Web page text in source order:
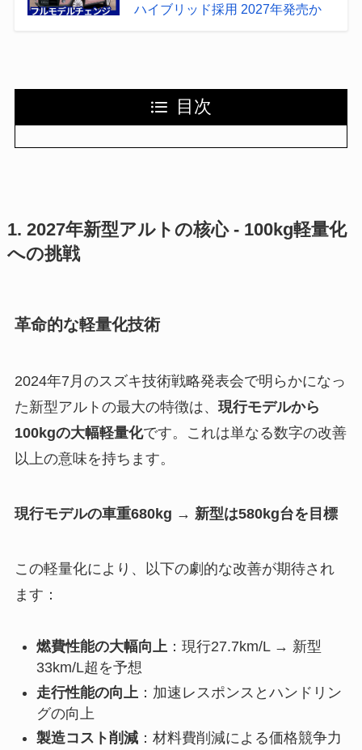
ハイブリッド採用 2027年発売か
目次
1. 2027年新型アルトの核心 - 100kg軽量化
への挑戦
革命的な軽量化技術
2024年7月のスズキ技術戦略発表会で明らかになっ
た新型アルトの最大の特徴は、 現行モデルから
100kgの大幅軽量化です。これは単なる数字の改善
以上の意味を持ちます。
現行モデルの車重680kg → 新型は580kg台を目標
この軽量化により、以下の劇的な改善が期待され
ます：
燃費性能の大幅向上：現行27.7km/L → 新型
33km/L超を予想
走行性能の向上 ：加速レスポンスとハンドリン
グの向上
製造コスト削減：材料費削減による価格競争力